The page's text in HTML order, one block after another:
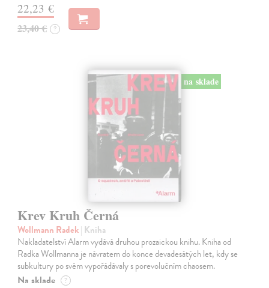
22,23 €
23,40 € ?
na sklade
Krev Kruh Černá
Wollmann Radek| Kniha
Nakladatelství Alarm vydává druhou prozaickou knihu. Kniha od
Radka Wollmanna je návratem do konce devadesátých let, kdy se
subkultury po svém vypořádávaly s porevolučním chaosem.
Na sklade ?